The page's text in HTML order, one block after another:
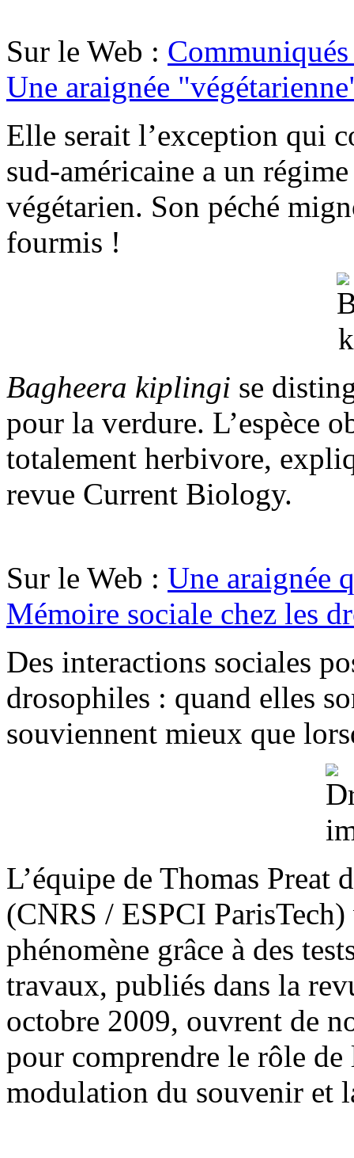
Sur le Web :
Une araignée
Elle serait l’exception qui
sud-américaine a un
végétarien. Son péché
fourmis !
Bagheera kiplingi se
pour la verdure. L’espèce
totalement herbivore,
revue Current Biology.
Sur le Web : Une araignée
Mémoire sociale chez les
Des interactions sociales
drosophiles : quand elles
souviennent mieux que
L’équipe de Thomas
(CNRS / ESPCI
phénomène grâce à des
travaux, publiés dans la
octobre 2009, ouvrent de
pour comprendre le rôle
modulation du souvenir et